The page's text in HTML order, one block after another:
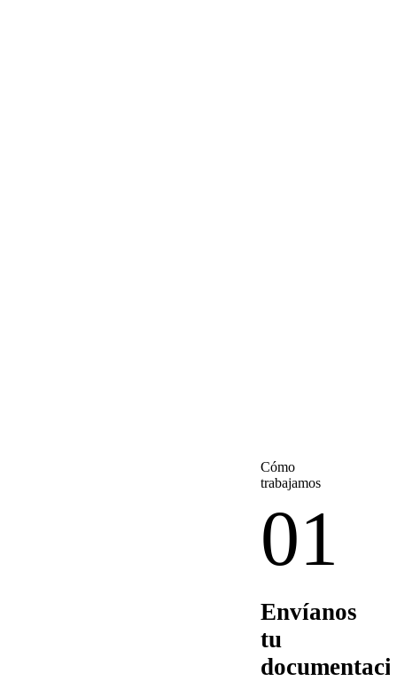
Cómo
trabajamos
01
Envíanos
tu